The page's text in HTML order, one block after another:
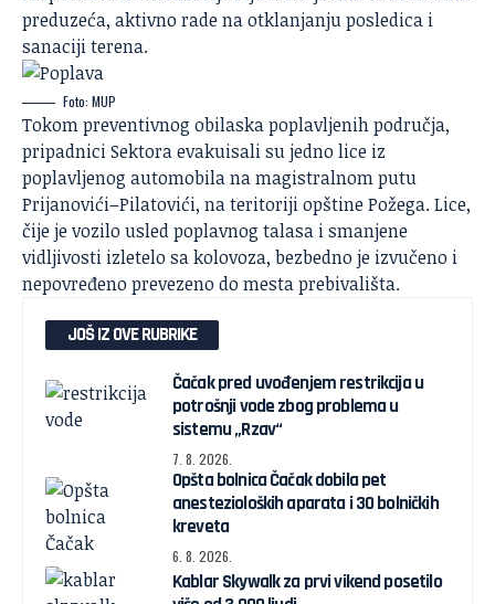
preduzeća, aktivno rade na otklanjanju posledica i
sanaciji terena.
Foto: MUP
Tokom preventivnog obilaska poplavljenih područja,
pripadnici Sektora evakuisali su jedno lice iz
poplavljenog automobila na magistralnom putu
Prijanovići–Pilatovići, na teritoriji opštine Požega. Lice,
čije je vozilo usled poplavnog talasa i smanjene
vidljivosti izletelo sa kolovoza, bezbedno je izvučeno i
nepovređeno prevezeno do mesta prebivališta.
JOŠ IZ OVE RUBRIKE
Čačak pred uvođenjem restrikcija u
potrošnji vode zbog problema u
sistemu „Rzav“
7. 8. 2026.
Opšta bolnica Čačak dobila pet
anestezioloških aparata i 30 bolničkih
kreveta
6. 8. 2026.
Kablar Skywalk za prvi vikend posetilo